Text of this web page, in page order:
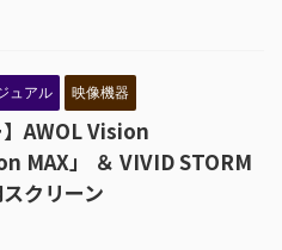
ュアル 映像機器
】AWOL Vision
MAX」 ＆ VIVID STORM
クリーン